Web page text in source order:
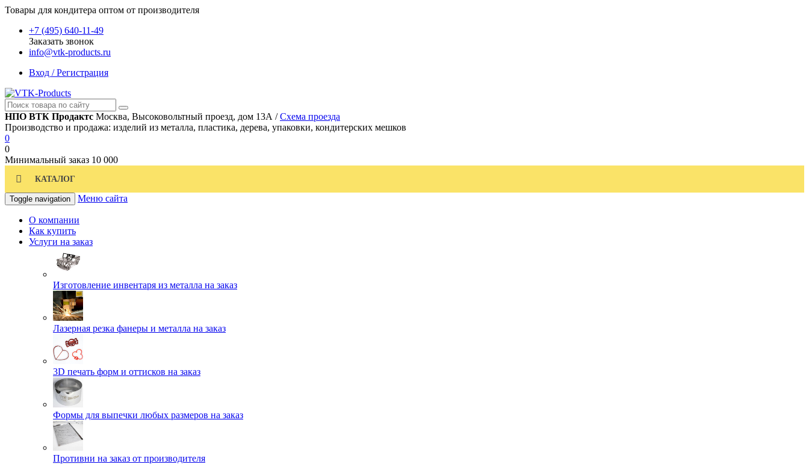
Товары для кондитера оптом от производителя
+7 (495) 640-11-49
Заказать звонок
info@vtk-products.ru
Вход / Регистрация
НПО ВТК Продактс Москва, Высоковольтный проезд, дом 13А /Схема проезда
Производство и продажа: изделий из металла, пластика, дерева, упаковки, кондитерских мешков
0
0
Минимальный заказ 10 000
КАТАЛОГ
Toggle navigation Меню сайта
О компании
Как купить
Услуги на заказ
Изготовление инвентаря из металла на заказ
Лазерная резка фанеры и металла на заказ
3D печать форм и оттисков на заказ
Формы для выпечки любых размеров на заказ
Противни на заказ от производителя